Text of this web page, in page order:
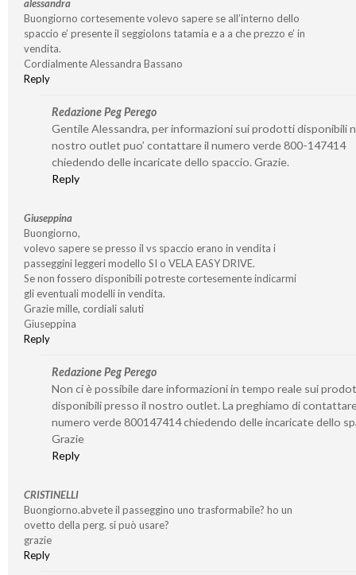
alessandra
Buongiorno cortesemente volevo sapere se all’interno dello
spaccio e’ presente il seggiolons tatamia e a a che prezzo e’ in
vendita.
Cordialmente Alessandra Bassano
Reply
Redazione Peg Perego
Gentile Alessandra, per informazioni sui prodotti disponibili
nostro outlet puo’ contattare il numero verde 800-147414
chiedendo delle incaricate dello spaccio. Grazie.
Reply
Giuseppina
Buongiorno,
volevo sapere se presso il vs spaccio erano in vendita i
passeggini leggeri modello SI o VELA EASY DRIVE.
Se non fossero disponibili potreste cortesemente indicarmi
gli eventuali modelli in vendita.
Grazie mille, cordiali saluti
Giuseppina
Reply
Redazione Peg Perego
Non ci è possibile dare informazioni in tempo reale sui
disponibili presso il nostro outlet. La preghiamo di
numero verde 800147414 chiedendo delle incaricate dello
Grazie
Reply
CRISTINELLI
Buongiorno.abvete il passeggino uno trasformabile? ho un
ovetto della perg. si può usare?
grazie
Reply